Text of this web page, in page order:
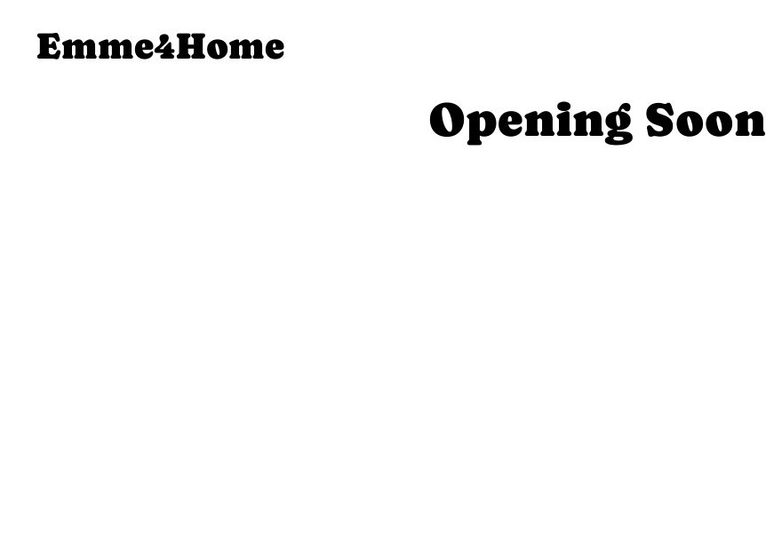
CONTENUTO
Emme4Home
Opening Soon